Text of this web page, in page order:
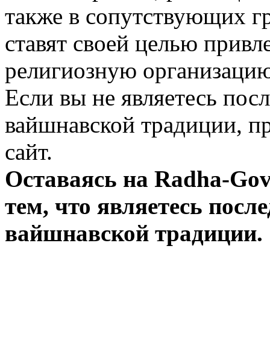
также в сопутствующих
ставят своей целью
религиозную
Если вы не являетесь
вайшнавской традиции,
сайт.
Оставаясь на Radha-
тем, что являетесь
вайшнавской традиции.